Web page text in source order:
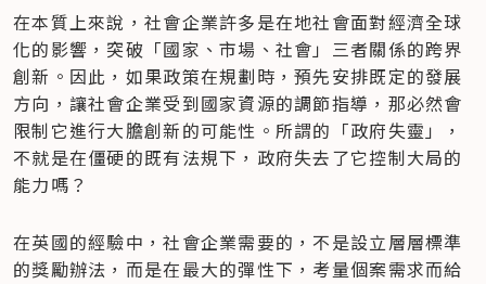
在本質上來說，社會企業許多是在地社會面對經濟全球
化的影響，突破「國家、市場、社會」三者關係的跨界
創新。因此，如果政策在規劃時，預先安排既定的發展
方向，讓社會企業受到國家資源的調節指導，那必然會
限制它進行大膽創新的可能性。所謂的「政府失靈」，
不就是在僵硬的既有法規下，政府失去了它控制大局的
能力嗎？
在英國的經驗中，社會企業需要的，不是設立層層標準
的獎勵辦法，而是在最大的彈性下，考量個案需求而給